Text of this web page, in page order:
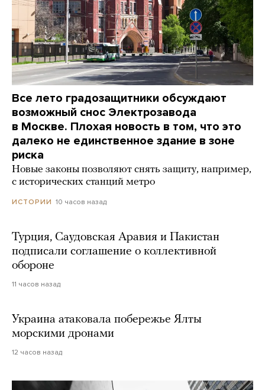
Все лето градозащитники обсуждают
возможный снос Электрозавода
в Москве. Плохая новость в том, что это
далеко не единственное здание в зоне
риска
Новые законы позволяют снять защиту, например,
с исторических станций метро
ИСТОРИИ 10 часов назад
Турция, Саудовская Аравия и Пакистан
подписали соглашение о коллективной
обороне
11 часов назад
Украина атаковала побережье Ялты
морскими дронами
12 часов назад